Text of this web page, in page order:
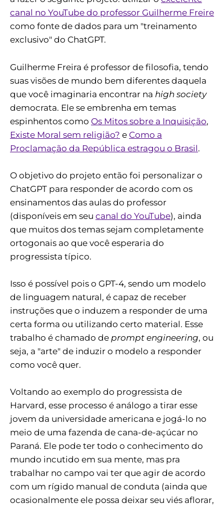
canal no YouTube do professor Guilherme Freire
como fonte de dados para um "treinamento
exclusivo" do ChatGPT.
Guilherme Freira é professor de filosofia, tendo
suas visões de mundo bem diferentes daquela
que você imaginaria encontrar na high society
democrata. Ele se embrenha em temas
espinhentos como Os Mitos sobre a Inquisição,
Existe Moral sem religião? e Como a
Proclamação da República estragou o Brasil.
O objetivo do projeto então foi personalizar o
ChatGPT para responder de acordo com os
ensinamentos das aulas do professor
(disponíveis em seu canal do YouTube), ainda
que muitos dos temas sejam completamente
ortogonais ao que você esperaria do
progressista típico.
Isso é possível pois o GPT-4, sendo um modelo
de linguagem natural, é capaz de receber
instruções que o induzem a responder de uma
certa forma ou utilizando certo material. Esse
trabalho é chamado de prompt engineering, ou
seja, a "arte" de induzir o modelo a responder
como você quer.
Voltando ao exemplo do progressista de
Harvard, esse processo é análogo a tirar esse
jovem da universidade americana e jogá-lo no
meio de uma fazenda de cana-de-açúcar no
Paraná. Ele pode ter todo o conhecimento do
mundo incutido em sua mente, mas pra
trabalhar no campo vai ter que agir de acordo
com um rígido manual de conduta (ainda que
ocasionalmente ele possa deixar seu viés aflorar,